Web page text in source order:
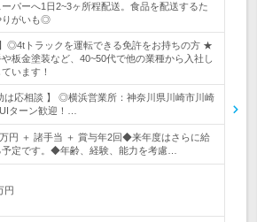
パーへ1日2~3ヶ所程配送。食品を配送するた
りがいも◎
】◎4tトラックを運転できる免許をお持ちの方 ★
板金塗装など、40~50代で他の業種から入社し
います！
は応相談 】 ◎横浜営業所：神奈川県川崎市川崎
ターン歓迎！…
円 ＋ 諸手当 ＋ 賞与年2回◆来年度はさらに給
定です。◆年齢、経験、能力を考慮…
円